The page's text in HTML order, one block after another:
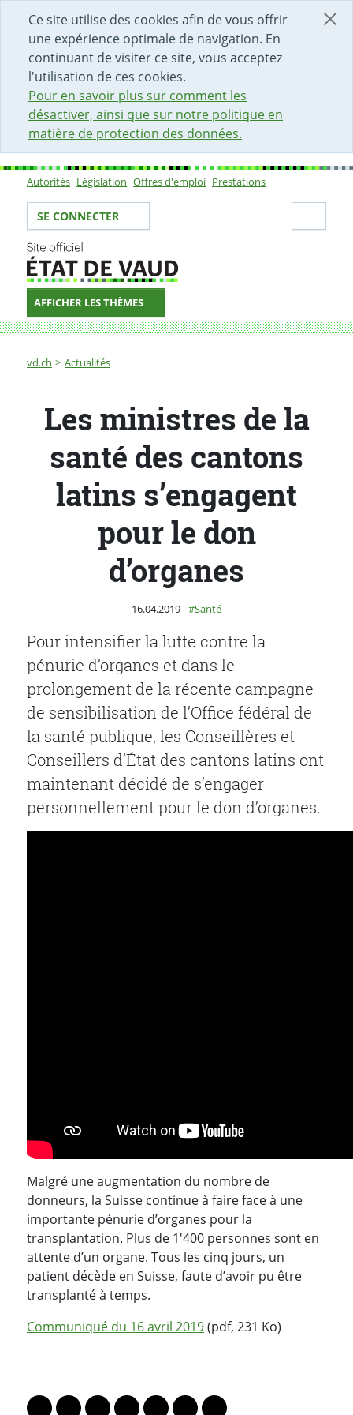
Ce site utilise des cookies afin de vous offrir
une expérience optimale de navigation. En
continuant de visiter ce site, vous acceptez
l'utilisation de ces cookies.
Pour en savoir plus sur comment les
désactiver, ainsi que sur notre politique en
matière de protection des données.
DÉBUT DU CONTENU DE LA
ACCÈS AU CHAMP DE
PAGE D'ACCUEIL
FORMULAIRE DE CONTACT
Sous-navigation
Autorités Législation Offres d'emploi Prestations
Votre identité
SE CONNECTER
AFFICHER LES THÈMES
Fil d'Ariane
vd.ch Actualités
Les ministres de la santé des cantons latins
Les ministres de la
santé des cantons
latins s’engagent
pour le don
d’organes
Publié le
16.04.2019-Catégorie :
Santé
Pour intensifier la lutte contre la
pénurie d’organes et dans le
prolongement de la récente campagne
de sensibilisation de l’Office fédéral de
la santé publique, les Conseillères et
Conseillers d’État des cantons latins ont
maintenant décidé de s’engager
personnellement pour le don d’organes.
Malgré une augmentation du nombre de
donneurs, la Suisse continue à faire face à une
importante pénurie d’organes pour la
transplantation. Plus de 1'400 personnes sont en
attente d’un organe. Tous les cinq jours, un
patient décède en Suisse, faute d’avoir pu être
transplanté à temps.
Communiqué du 16 avril 2019(pdf, 231 Ko)